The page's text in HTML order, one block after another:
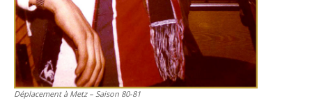
Déplacement à Metz – Saison 80-81